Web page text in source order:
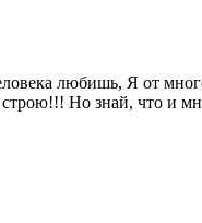
любишь, Я от
строю!!! Но знай, что и